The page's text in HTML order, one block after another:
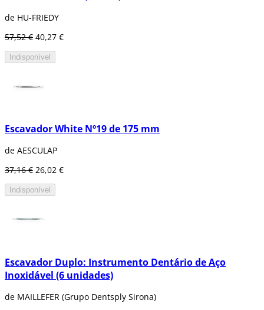
de HU-FRIEDY
57,52 € 40,27 €
Indisponível
Escavador White Nº19 de 175 mm
de AESCULAP
37,16 € 26,02 €
Indisponível
Escavador Duplo: Instrumento Dentário de Aço
Inoxidável (6 unidades)
de MAILLEFER (Grupo Dentsply Sirona)